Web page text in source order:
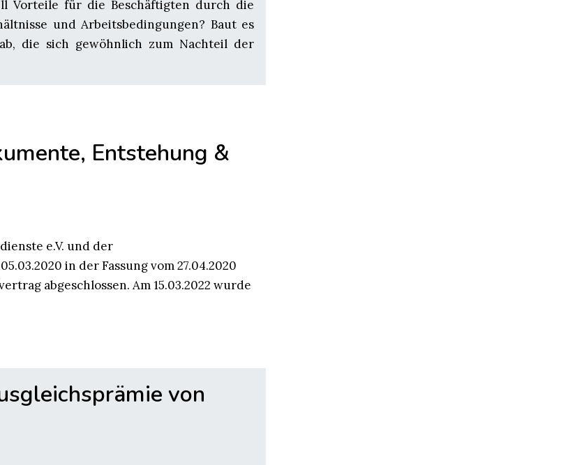
Vorteile für die Beschäftigten durch die
und Arbeitsbedingungen? Baut es
die sich gewöhnlich zum Nachteil der
Entstehung &
e.V. und der
in der Fassung vom 27.04.2020
abgeschlossen. Am 15.03.2022 wurde
von